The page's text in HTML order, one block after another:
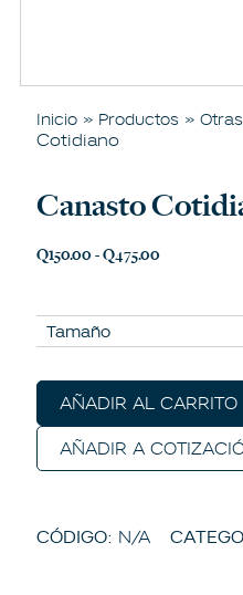
Inicio» Productos»
Cotidiano
Canasto
Q150.00 -Q475.00
Tamaño
AÑADIR AL CARRITO
AÑADIR A
CÓDIGO: N/A